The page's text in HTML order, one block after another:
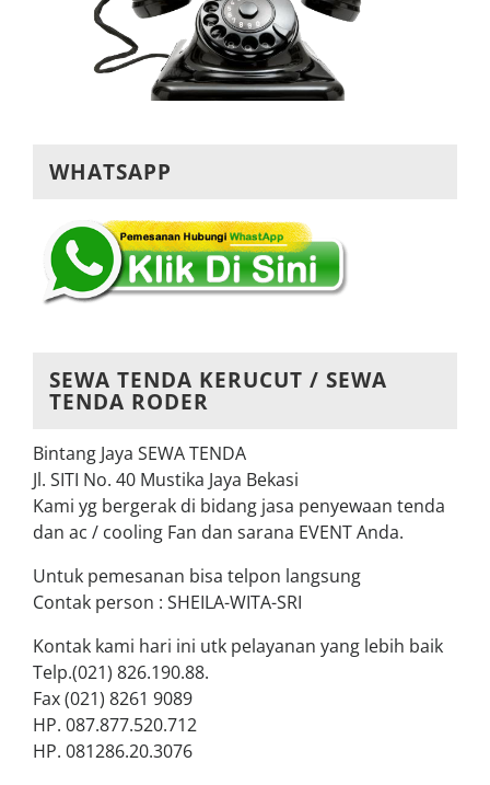
WHATSAPP
SEWA TENDA KERUCUT / SEWA
TENDA RODER
Bintang Jaya SEWA TENDA
Jl. SITI No. 40 Mustika Jaya Bekasi
Kami yg bergerak di bidang jasa penyewaan tenda
dan ac / cooling Fan dan sarana EVENT Anda.
Untuk pemesanan bisa telpon langsung
Contak person : SHEILA-WITA-SRI
Kontak kami hari ini utk pelayanan yang lebih baik
Telp.(021) 826.190.88.
Fax (021) 8261 9089
HP. 087.877.520.712
HP. 081286.20.3076